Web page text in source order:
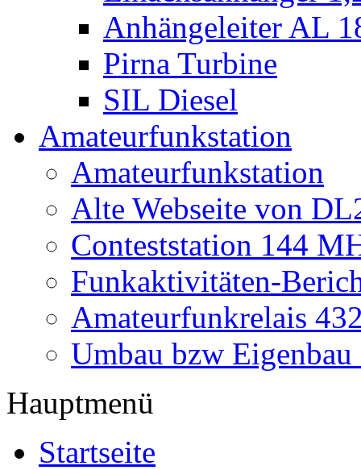
Anhängeleiter AL
Pirna Turbine
SIL Diesel
Amateurfunkstation
Amateurfunkstation
Alte Webseite von
Conteststation 144
Funkaktivitäten-
Amateurfunkrelais
Umbau bzw
Hauptmenü
Startseite